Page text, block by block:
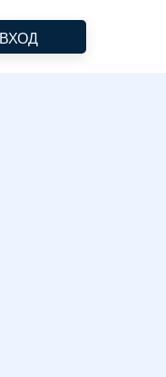
ВХОД